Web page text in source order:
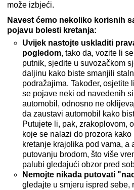
može izbjeći.
Navest ćemo nekoliko korisnih
pojavu bolesti kretanja:
Uvijek nastojte uskladiti
pogledom, tako da, vozite li
putnik, sjedite u suvozačkom
daljinu kako biste smanjili
podražajima. Također, osjetite
se pojave neki od navedenih
automobil, odnosno ne
da zaustavi automobil kako
Putujete li, pak, zrakoplovom,
koje se nalazi do prozora
kretanje krajolika pod vama, a
putovanju brodom, što više
palubi gledajući obzor pred
Nemojte nikada putovati
gledajte u smjeru ispred sebe,